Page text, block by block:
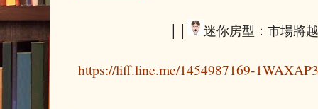
迷你房型：市場將
https://liff.line.me/1454987169-